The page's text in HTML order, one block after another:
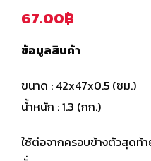
67.00฿
ข้อมูลสินค้า
ขนาด : 42x47x0.5 (ซม.)
น้ำหนัก : 1.3 (กก.)
ใช้ต่อจากครอบข้างตัวสุดท้